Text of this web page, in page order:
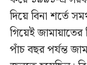
দিয়ে বিনা শর্তে
গিয়েই
পাঁচ বছর পর্যন্ত